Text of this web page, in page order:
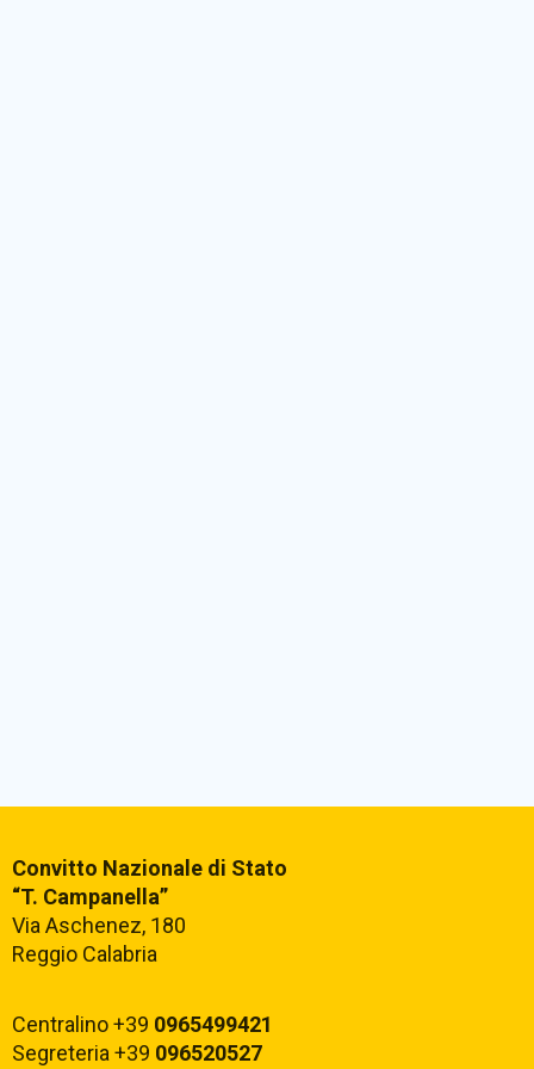
Convitto Nazionale di Stato
“T. Campanella”
Via Aschenez, 180
Reggio Calabria
Centralino +39 0965499421
Segreteria +39 096520527